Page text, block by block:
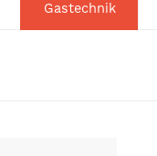
Gastechnik